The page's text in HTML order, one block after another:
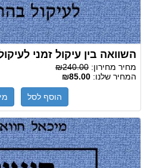
השוואה בין עיקול זמני
מחיר מחירון: ₪240.00
המחיר שלנו: ₪85.00
הוסף לסל